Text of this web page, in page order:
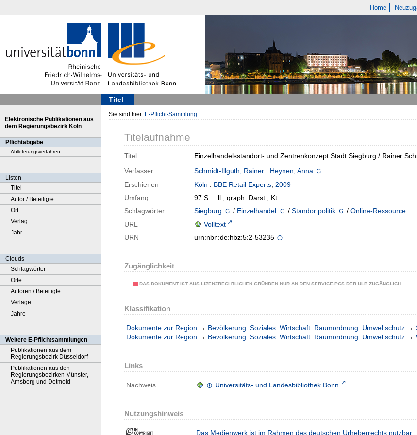
Home
Titel
Elektronische Publikationen aus
dem Regierungsbezirk Köln
Pflichtabgabe
Ablieferungsverfahren
Listen
Titel
Autor / Beteiligte
Ort
Verlag
Jahr
Clouds
Schlagwörter
Orte
Autoren / Beteiligte
Verlage
Jahre
Weitere E-Pflichtsammlungen
Publikationen aus dem
Regierungsbezirk Düsseldorf
Publikationen aus den
Regierungsbezirken Münster,
Arnsberg und Detmold
Sie sind hier: E-Pflicht-Sammlung
Titelaufnahme
Titel
Einzelhandelsstandort- und Zentrenkonzept Stadt Siegburg / Rainer
Verfasser
Schmidt-Illguth, Rainer ; Heynen, Anna
Erschienen
Köln : BBE Retail Experts, 2009
Umfang
97 S. : Ill., graph. Darst., Kt.
Schlagwörter
Siegburg / Einzelhandel / Standortpolitik / Online-Ressource
URL
Volltext
URN
urn:nbn:de:hbz:5:2-53235
Zugänglichkeit
DAS DOKUMENT IST AUS LIZENZRECHTLICHEN GRÜNDEN NUR AN DEN SERVICE-PCS DER ULB ZUGÄNGLICH.
Klassifikation
Dokumente zur Region → Bevölkerung. Soziales. Wirtschaft. Raumordnung. Umweltschutz →
Dokumente zur Region → Bevölkerung. Soziales. Wirtschaft. Raumordnung. Umweltschutz →
Links
Nachweis Universitäts- und Landesbibliothek Bonn
Nutzungshinweis
Das Medienwerk ist im Rahmen des deutschen Urheberrechts nutzbar.